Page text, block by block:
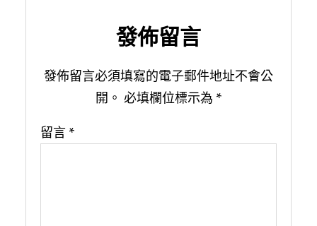
發佈留言
發佈留言必須填寫的電子郵件地址不會公
開。 必填欄位標示為 *
留言 *